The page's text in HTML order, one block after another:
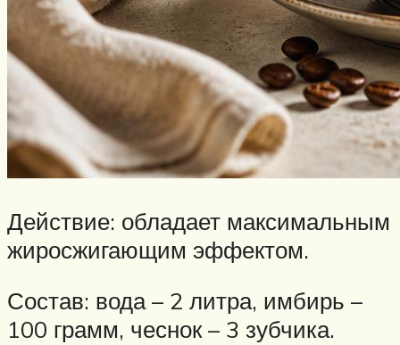
Действие: обладает максимальным
жиросжигающим эффектом.
Состав: вода – 2 литра, имбирь –
100 грамм, чеснок – 3 зубчика.